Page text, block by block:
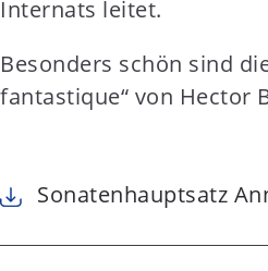
n
Internats leitet.
Besonders schön sind
fantastique“ von Hector
Sonatenhauptsatz